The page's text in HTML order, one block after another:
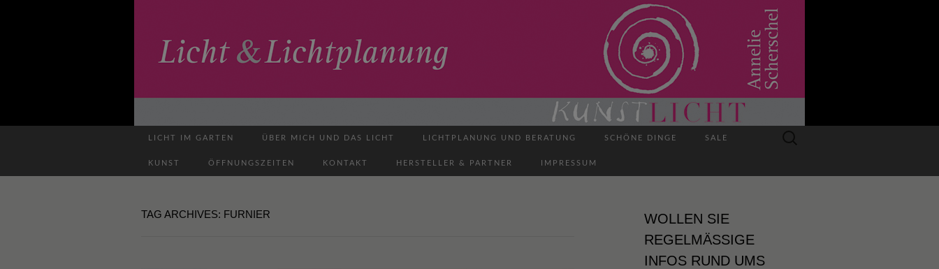
LICHT IM GARTEN ÜBER MICH UND DAS LICHT LICHTPLANUNG UND BERATUNG SCHÖNE DINGE SALE
KUNST ÖFFNUNGSZEITEN KONTAKT HERSTELLER & PARTNER IMPRESSUM
TAG ARCHIVES: FURNIER
WOLLEN SIE
REGELMÄSSIGE I
NFOS RUND UMS R